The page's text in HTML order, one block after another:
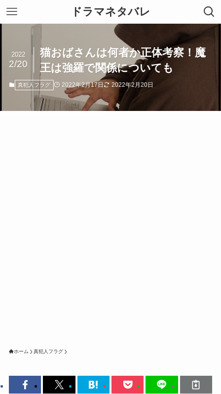
ドラマネタバレ
猫おばさんは何者か正体考察！魔
王は強羅で関係についても
2022
2/20
真犯人フラグ 2022年2月17日 2022年2月20日
ホーム 真犯人フラグ